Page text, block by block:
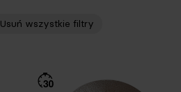
Usuń wszystkie filtry